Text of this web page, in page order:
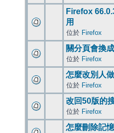
Firefox
用
位於 Firefox
關分頁會換
位於 Firefox
怎麼改別人
位於 Firefox
改回50版的
位於 Firefox
怎麼刪除記